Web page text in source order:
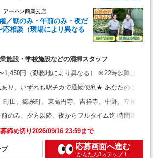
ーバン商業支店
／朝のみ・午前のみ・夜だ
応相談（現場により異なる
施設・学校施設などの清掃スタッフ
1,450円（勤務地により異なる） ※22時以降は時
り。いずれも駅チカで通勤便利★ あなたのご希望
町田、錦糸町、東高円寺、吉祥寺、中野、立飛、
のみ、夕方以降、夜からフルタイム迄 時間帯多
締め切り2026/09/16 23:59まで
プ 応募画面へ進む
かんたん3ステップ！